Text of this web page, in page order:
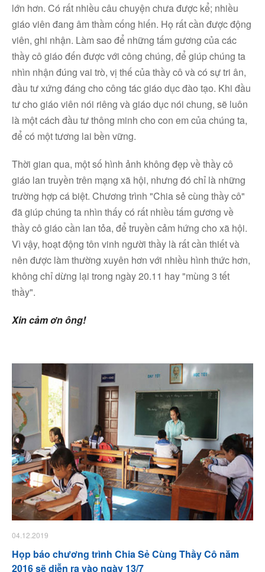
lớn hơn. Có rất nhiều câu chuyện chưa được kể; nhiều
giáo viên đang âm thầm cống hiến. Họ rất cần được động
viên, ghi nhận. Làm sao để những tấm gương của các
thầy cô giáo đến được với công chúng, để giúp chúng ta
nhìn nhận đúng vai trò, vị thế của thầy cô và có sự tri ân,
đầu tư xứng đáng cho công tác giáo dục đào tạo. Khi đầu
tư cho giáo viên nói riêng và giáo dục nói chung, sẽ luôn
là một cách đầu tư thông minh cho con em của chúng ta,
để có một tương lai bền vững.
Thời gian qua, một số hình ảnh không đẹp về thầy cô
giáo lan truyền trên mạng xã hội, nhưng đó chỉ là những
trường hợp cá biệt. Chương trình "Chia sẻ cùng thầy cô"
đã giúp chúng ta nhìn thấy có rất nhiều tấm gương về
thầy cô giáo cần lan tỏa, để truyền cảm hứng cho xã hội.
Vì vậy, hoạt động tôn vinh người thầy là rất cần thiết và
nên được làm thường xuyên hơn với nhiều hình thức hơn,
không chỉ dừng lại trong ngày 20.11 hay "mùng 3 tết
thầy".
Xin cảm ơn ông!
04.12.2019
Họp báo chương trình Chia Sẻ Cùng Thầy Cô năm
2016 sẽ diễn ra vào ngày 13/7
Facebook